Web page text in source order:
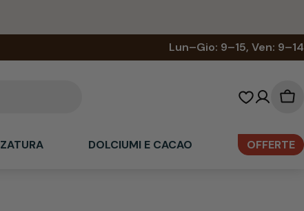
Lun–Gio: 9–15, Ven: 9–14
DOLCIUMI E CACAO OFFERTE